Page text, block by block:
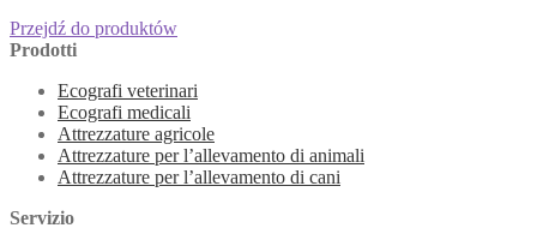
Przejdź do produktów
Prodotti
Ecografi veterinari
Ecografi medicali
Attrezzature agricole
Attrezzature per l’allevamento di animali
Attrezzature per l’allevamento di cani
Servizio